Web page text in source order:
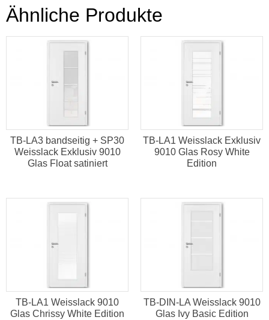
Ähnliche Produkte
TB-LA3 bandseitig + SP30
Weisslack Exklusiv 9010
Glas Float satiniert
TB-LA1 Weisslack Exklusiv
9010 Glas Rosy White
Edition
TB-LA1 Weisslack 9010
Glas Chrissy White Edition
TB-DIN-LA Weisslack 9010
Glas Ivy Basic Edition